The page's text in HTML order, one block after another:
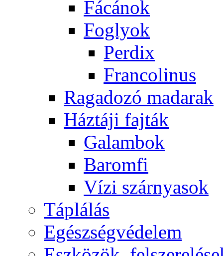
Fácánok
Foglyok
Perdix
Francolinus
Ragadozó madarak
Háztáji fajták
Galambok
Baromfi
Vízi szárnyasok
Táplálás
Egészségvédelem